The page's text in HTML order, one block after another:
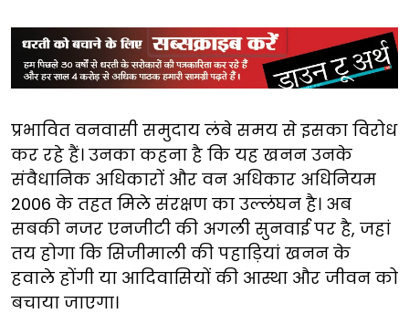
प्रभावित वनवासी समुदाय लंबे समय से इसका विरोध
कर रहे हैं। उनका कहना है कि यह खनन उनके
संवैधानिक अधिकारों और वन अधिकार अधिनियम
2006 के तहत मिले संरक्षण का उल्लंघन है। अब
सबकी नजर एनजीटी की अगली सुनवाई पर है, जहां
तय होगा कि सिजीमाली की पहाड़ियां खनन के
हवाले होंगी या आदिवासियों की आस्था और जीवन को
बचाया जाएगा।